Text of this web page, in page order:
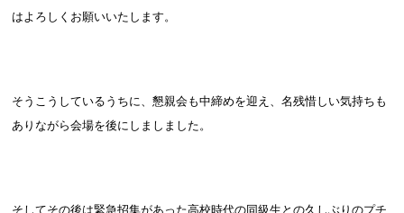
はよろしくお願いいたします。
そうこうしているうちに、懇親会も中締めを迎え、名残惜しい気持ちも
ありながら会場を後にしましました。
そしてその後は緊急招集があった高校時代の同級生との久しぶりのプチ